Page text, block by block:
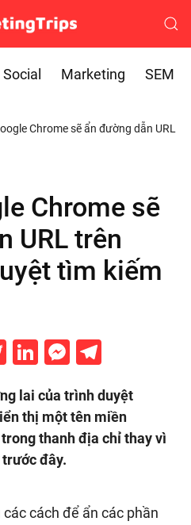
Social Marketing SEM
Chrome sẽ ẩn đường dẫn URL
Chrome sẽ
URL trên
tìm kiếm
Twitter
LinkedIn
lai của trình duyệt
thị một tên miền
thanh địa chỉ thay vì
trước đây.
cách để ẩn các phần